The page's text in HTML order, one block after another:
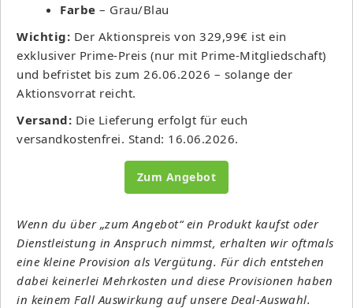
Farbe – Grau/Blau
Wichtig: Der Aktionspreis von 329,99€ ist ein
exklusiver Prime-Preis (nur mit Prime-Mitgliedschaft)
und befristet bis zum 26.06.2026 – solange der
Aktionsvorrat reicht.
Versand: Die Lieferung erfolgt für euch
versandkostenfrei. Stand: 16.06.2026.
Zum Angebot
Wenn du über „zum Angebot“ ein Produkt kaufst oder
Dienstleistung in Anspruch nimmst, erhalten wir oftmals
eine kleine Provision als Vergütung. Für dich entstehen
dabei keinerlei Mehrkosten und diese Provisionen haben
in keinem Fall Auswirkung auf unsere Deal-Auswahl.